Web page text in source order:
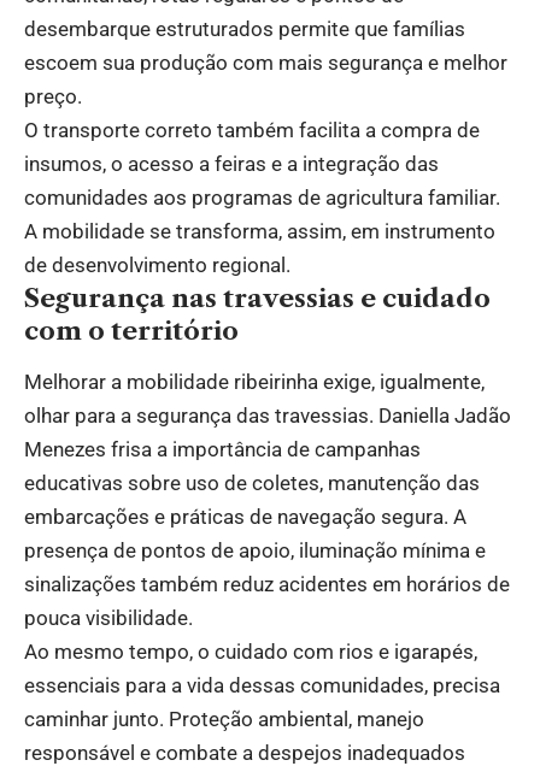
desembarque estruturados permite que famílias
escoem sua produção com mais segurança e melhor
preço.
O transporte correto também facilita a compra de
insumos, o acesso a feiras e a integração das
comunidades aos programas de agricultura familiar.
A mobilidade se transforma, assim, em instrumento
de desenvolvimento regional.
Segurança nas travessias e cuidado
com o território
Melhorar a mobilidade ribeirinha exige, igualmente,
olhar para a segurança das travessias. Daniella Jadão
Menezes frisa a importância de campanhas
educativas sobre uso de coletes, manutenção das
embarcações e práticas de navegação segura. A
presença de pontos de apoio, iluminação mínima e
sinalizações também reduz acidentes em horários de
pouca visibilidade.
Ao mesmo tempo, o cuidado com rios e igarapés,
essenciais para a vida dessas comunidades, precisa
caminhar junto. Proteção ambiental, manejo
responsável e combate a despejos inadequados